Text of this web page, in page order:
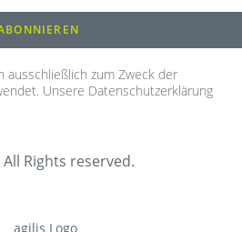
zum Zweck der
Unsere Datenschutzerklärung
Rights reserved.